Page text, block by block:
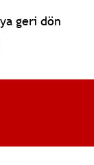
geri dön